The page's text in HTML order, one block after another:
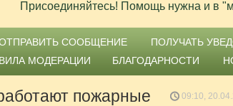
Присоединяйтесь! Помощь нужна и в
СООБЩЕНИЕ ПОЛУЧАТЬ
МОДЕРАЦИИ БЛАГОДАРНОСТИ
пожарные
09:10,